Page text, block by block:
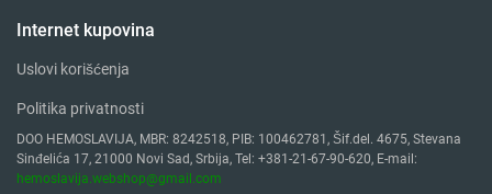
Internet kupovina
Uslovi korišćenja
Politika privatnosti
DOO HEMOSLAVIJA, MBR: 8242518, PIB: 100462781, Šif.del. 4675, Stevana
Sinđelića 17, 21000 Novi Sad, Srbija, Tel: +381-21-67-90-620, E-mail:
hemoslavija.webshop@gmail.com